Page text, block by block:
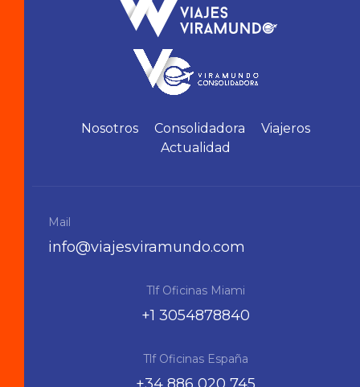
Nosotros Consolidadora
Viajeros
Actualidad
Mail
info@viajesviramundo.com
Tlf Oficinas Miami
+1 3054878840
Tlf Oficinas España